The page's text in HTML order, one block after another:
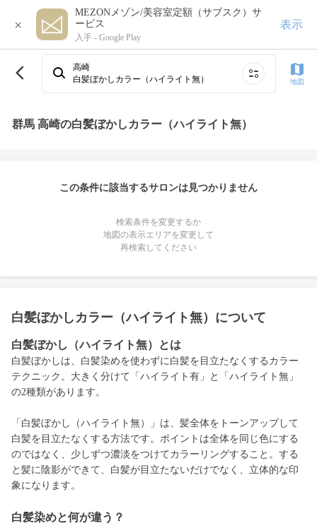
×
MEZONメゾン/美容室定額（サブスク）サ
ービス
入手 - Google Play
表示
高崎
白髪ぼかしカラー（ハイライト無）
地図
群馬 高崎の白髪ぼかしカラー（ハイライト無）
この条件に該当するサロンは見つかりません
検索条件を変更するか
地図の表示エリアを変更して
再検索してください
白髪ぼかしカラー（ハイライト無）について
白髪ぼかし（ハイライト無）とは
白髪ぼかしは、白髪染めを使わずに白髪を目立たなくするカラー
テクニック。大きく分けて「ハイライト有」と「ハイライト無」
の2種類があります。
「白髪ぼかし（ハイライト無）」は、髪全体をトーンアップして
白髪を目立たなくする方法です。ポイントは全体を同じ色にする
のではなく、少しずつ濃淡をつけてカラーリングすること。する
と髪に陰影ができて、白髪が目立たないだけでなく、立体的な印
象になります。
白髪染めと何が違う？